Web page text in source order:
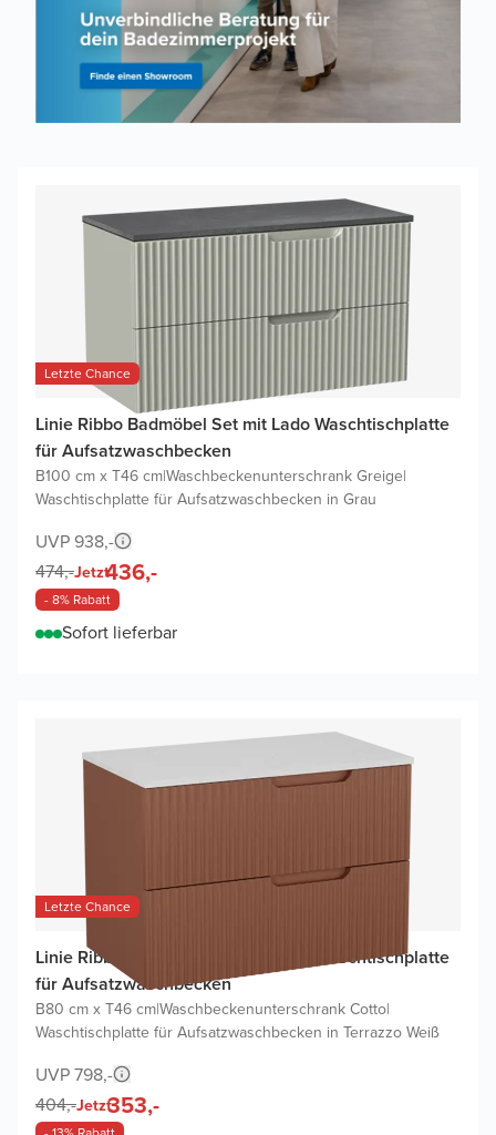
Letzte Chance
Linie Ribbo Badmöbel Set mit Lado Waschtischplatte
für Aufsatzwaschbecken
B100 cm x T46 cm|Waschbeckenunterschrank Greige|
Waschtischplatte für Aufsatzwaschbecken in Grau
UVP 938,-
474,-Jetzt436,-
- 8% Rabatt
Sofort lieferbar
Letzte Chance
Linie Ribbo Badmöbel Set mit Lado Waschtischplatte
für Aufsatzwaschbecken
B80 cm x T46 cm|Waschbeckenunterschrank Cotto|
Waschtischplatte für Aufsatzwaschbecken in Terrazzo Weiß
UVP 798,-
404,-Jetzt353,-